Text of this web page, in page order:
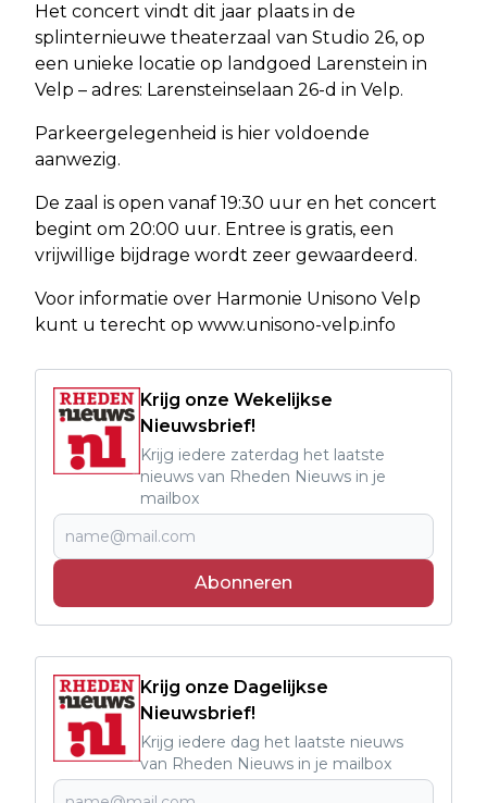
Het concert vindt dit jaar plaats in de
splinternieuwe theaterzaal van Studio 26, op
een unieke locatie op landgoed Larenstein in
Velp – adres: Larensteinselaan 26-d in Velp.
Parkeergelegenheid is hier voldoende
aanwezig.
De zaal is open vanaf 19:30 uur en het concert
begint om 20:00 uur. Entree is gratis, een
vrijwillige bijdrage wordt zeer gewaardeerd.
Voor informatie over Harmonie Unisono Velp
kunt u terecht op www.unisono-velp.info
Krijg onze Wekelijkse
Nieuwsbrief!
Krijg iedere zaterdag het laatste
nieuws van Rheden Nieuws in je
mailbox
Abonneren
Krijg onze Dagelijkse
Nieuwsbrief!
Krijg iedere dag het laatste nieuws
van Rheden Nieuws in je mailbox